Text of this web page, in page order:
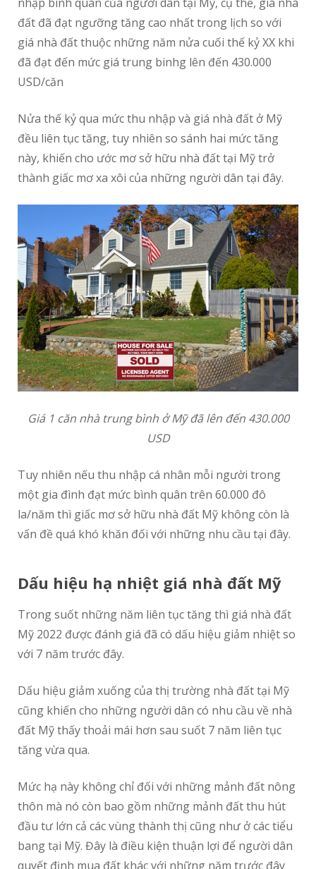
đất đã đạt ngưỡng tăng cao nhất trong lịch so với
giá nhà đất thuộc những năm nửa cuối thế kỷ XX khi
đã đạt đến mức giá trung binhg lên đến 430.000
USD/căn
Nửa thế kỷ qua mức thu nhập và giá nhà đất ở Mỹ
đều liên tục tăng, tuy nhiên so sánh hai mức tăng
này, khiến cho ước mơ sở hữu nhà đất tại Mỹ trở
thành giấc mơ xa xôi của những người dân tại đây.
Giá 1 căn nhà trung bình ở Mỹ đã lên đến 430.000
USD
Tuy nhiên nếu thu nhập cá nhân mỗi người trong
một gia đình đạt mức bình quân trên 60.000 đô
la/năm thì giấc mơ sở hữu nhà đất Mỹ không còn là
vấn đề quá khó khăn đối với những nhu cầu tại đây.
Dấu hiệu hạ nhiệt giá nhà đất Mỹ
Trong suốt những năm liên tục tăng thì giá nhà đất
Mỹ 2022 được đánh giá đã có dấu hiệu giảm nhiệt so
với 7 năm trước đây.
Dấu hiệu giảm xuống của thị trường nhà đất tại Mỹ
cũng khiến cho những người dân có nhu cầu về nhà
đất Mỹ thấy thoải mái hơn sau suốt 7 năm liên tục
tăng vừa qua.
Mức hạ này không chỉ đối với những mảnh đất nông
thôn mà nó còn bao gồm những mảnh đất thu hút
đầu tư lớn cả các vùng thành thị cũng như ở các tiểu
bang tại Mỹ. Đây là điều kiện thuận lợi để người dân
quyết định mua đất khác với những năm trước đây